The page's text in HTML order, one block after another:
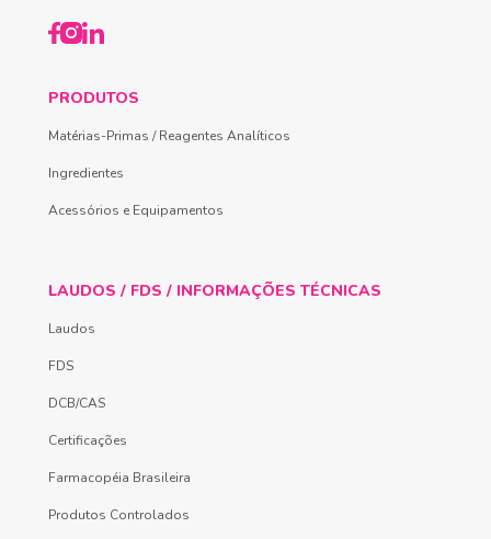
PRODUTOS
Matérias-Primas / Reagentes Analíticos
Ingredientes
Acessórios e Equipamentos
LAUDOS / FDS / INFORMAÇÕES TÉCNICAS
Laudos
FDS
DCB/CAS
Certificações
Farmacopéia Brasileira
Produtos Controlados